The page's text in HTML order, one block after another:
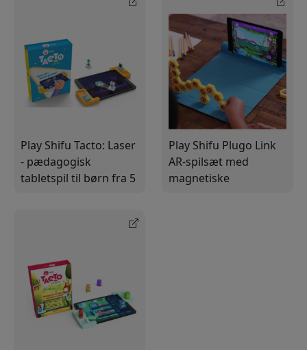
Play Shifu Tacto: Laser
- pædagogisk
tabletspil til børn fra 5
Play Shifu Plugo Link
AR-spilsæt med
magnetiske